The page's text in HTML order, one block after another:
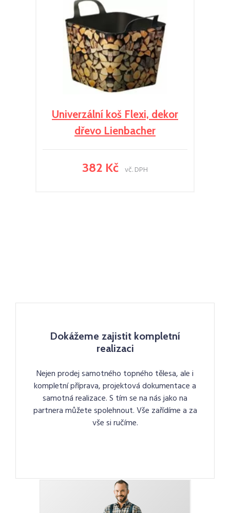
Univerzální koš Flexi, dekor
dřevo Lienbacher
382 Kč vč. DPH
Dokážeme zajistit kompletní
realizaci
Nejen prodej samotného topného tělesa, ale i
kompletní příprava, projektová dokumentace a
samotná realizace. S tím se na nás jako na
partnera můžete spolehnout. Vše zařídíme a za
vše si ručíme.